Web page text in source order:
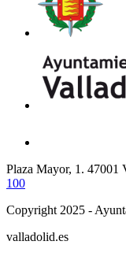
Plaza Mayor, 1. 47001
100
Copyright 2025 -
valladolid.es